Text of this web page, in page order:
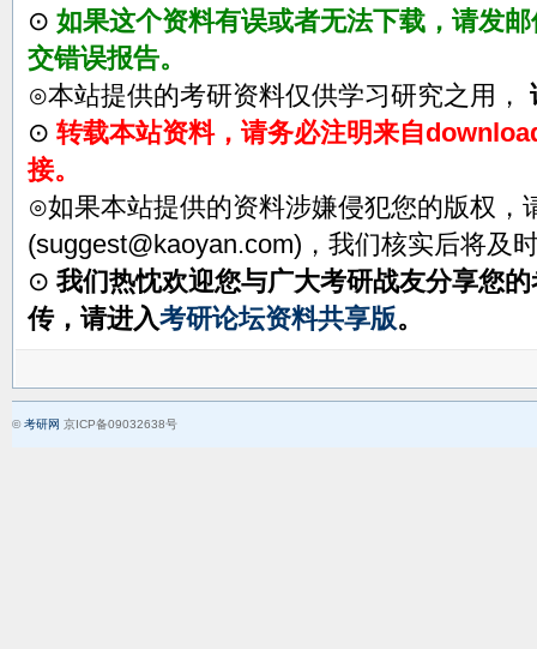
⊙ 如果这个资料有误或者无法下载，请发
交错误报告。
⊙本站提供的考研资料仅供学习研究之用，
⊙ 转载本站资料，请务必注明来自
接。
⊙如果本站提供的资料涉嫌侵犯您的版权，
(suggest@kaoyan.com)，我们核实后将及
⊙ 我们热忱欢迎您与广大考研战友分享您
传，请进入考研论坛资料共享版。
©考研网 京ICP备09032638号